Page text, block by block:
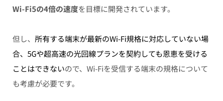
Wi-Fi5の4倍の速度を目標に開発されています。
但し、 所有する端末が最新のWi-Fi規格に対応していない場
合、5Gや超高速の光回線プランを契約しても恩恵を受ける
ことはできないので、Wi-Fiを受信する端末の規格について
も考慮が必要です。